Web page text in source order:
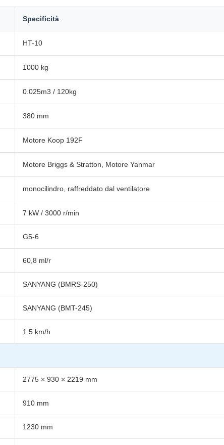
Specificità
HT-10
1000 kg
0.025m3 / 120kg
380 mm
Motore Koop 192F
Motore Briggs & Stratton, Motore Yanmar
monocilindro, raffreddato dal ventilatore
7 kW / 3000 r/min
G5-6
60,8 ml/r
SANYANG (BMRS-250)
SANYANG (BMT-245)
1.5 km/h
2775 × 930 × 2219 mm
910 mm
1230 mm